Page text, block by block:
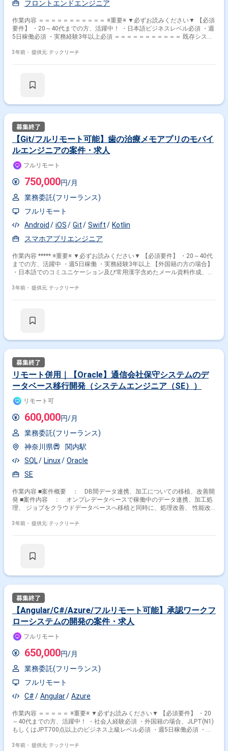
フロントエンドエンジニア
作業内容 ＝＝＝＝＝＝＝＝＝＝＝ ※重要※ ▼必ずお読みください▼ 【必須
要件】 ・20～40代までの方、活躍中！ ・日本語ビジネスレベル必須 ・週
5日稼働必須 ・実務経験3年以上必須 ＝＝＝＝＝＝＝＝＝＝＝ 既存システ
設計は既存の資料等を参考に作成となります。
3年前・ 提供元: テックリーチ
【Git/フルリモート可能】歯の治療メモアプリのモバイ
ルエンジニアの案件・求人
フルリモート
750,000円/月
業務委託(フリーランス)
フルリモート
Android
iOS Git Swift
Kotlin
スマホアプリエンジニア
作業内容 ***** ※重要※ ▼必ずお読みください▼ 【必須要件】 ・20～40代
までの方、活躍中 ・週5日稼働 ・実務経験3年以上 【外国籍の方の場合】
・日本語でのコミユニケーション及び常用漢字含めたメール資料作成、読
リース 【環境】 ・プロジェクト管理：GitHub,Backlog ・開発環境：
3年前・ 提供元: テックリーチ
リモート併用｜【Oracle】通信会社保守システムのデ
ータベース移行開発（システムエンジニア（SE））
リモート可
600,000円/月
業務委託(フリーランス)
神奈川県
関内駅
SQL
Linux
Oracle
SE
作業内容 ■案件概要 ： DB間データ連携、加工についての移植、改善開
発 ■案件内容 ： オンプレデータベースで稼働中のデータ連携、加工処
理、 ジョブをクラウドデータベースへ移植と同時に、処理改善、 性能改
境 ： Oracle12c(オンプレ：Exadata） Oracle19c(クラウド：
3年前・ 提供元: テックリーチ
【Angular/C#/Azure/フルリモート可能】承認ワークフ
ローシステムの開発の案件・求人
フルリモート
650,000円/月
業務委託(フリーランス)
フルリモート
C#
Angular Azure
作業内容 ＝＝＝＝＝ ※重要※ ▼必ずお読みください▼ 【必須要件】 ・20
～40代までの方、活躍中！ ・社会人経験必須 ・外国籍の場合、JLPT(N1)
もしくはJPT700点以上のビジネス上級レベル必須 ・週5日稼働必須 ・エ
制ただ、作業は独立して行う予定です。 【備考】WEB日例会があります
3年前・ 提供元: テックリーチ